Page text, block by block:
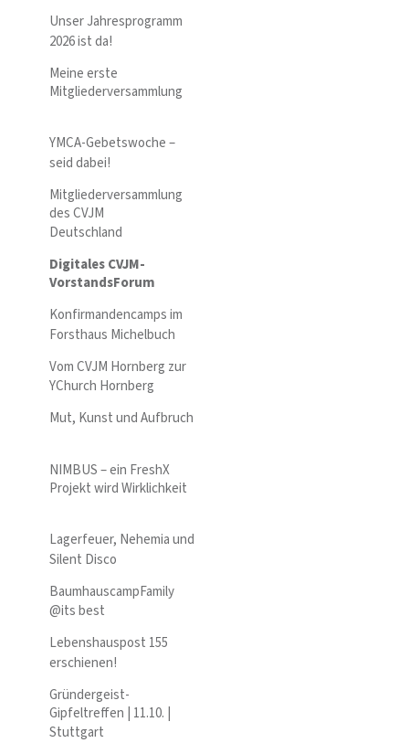
Unser Jahresprogramm
2026 ist da!
Meine erste
Mitgliederversammlung
YMCA-Gebetswoche –
seid dabei!
Mitgliederversammlung
des CVJM
Deutschland
Digitales CVJM-
VorstandsForum
Konfirmandencamps im
Forsthaus Michelbuch
Vom CVJM Hornberg zur
YChurch Hornberg
Mut, Kunst und Aufbruch
NIMBUS – ein FreshX
Projekt wird Wirklichkeit
Lagerfeuer, Nehemia und
Silent Disco
BaumhauscampFamily
@its best
Lebenshauspost 155
erschienen!
Gründergeist-
Gipfeltreffen | 11.10. |
Stuttgart